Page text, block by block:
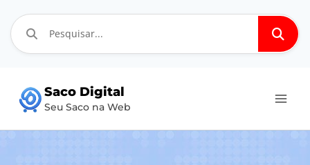
para
Saco Digital
Seu Saco na Web